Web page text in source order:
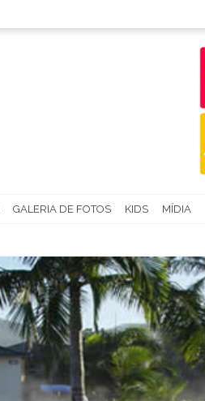
GALERIA DE FOTOS KIDS MÍDIA